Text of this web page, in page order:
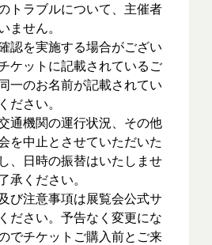
トラブルについて、主催者
ません。
認を実施する場合がござい
ケットに記載されているご
一のお名前が記載されてい
ださい。
通機関の運行状況、その他
を中止とさせていただいた
、日時の振替はいたしませ
承ください。
び注意事項は展覧会公式サ
ださい。予告なく変更にな
でチケットご購入前とご来